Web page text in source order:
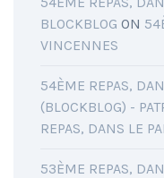
BLOCKBLOG ON
VINCENNES
54ÈME REPAS,
(BLOCKBLOG) -
REPAS, DANS LE
53ÈME REPAS,